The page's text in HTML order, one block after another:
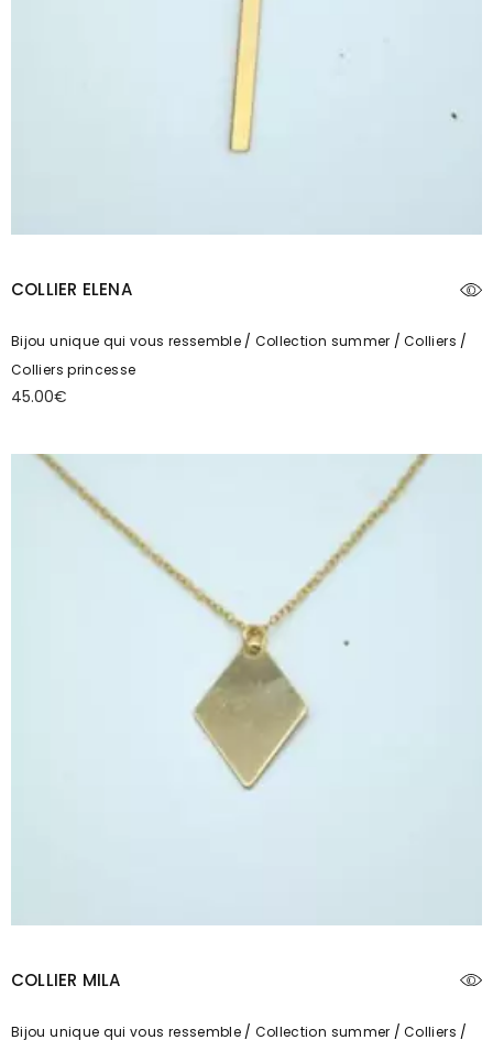
COLLIER ELENA
Bijou unique qui vous ressemble Collection summer
Colliers
Colliers princesse
45.00€
COLLIER MILA
Bijou unique qui vous ressemble Collection summer
Colliers